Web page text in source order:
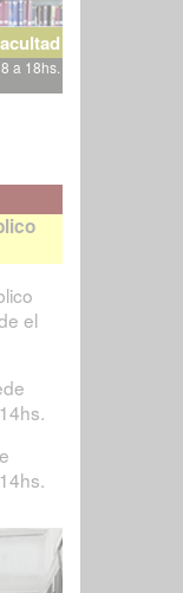
a 18hs.
el